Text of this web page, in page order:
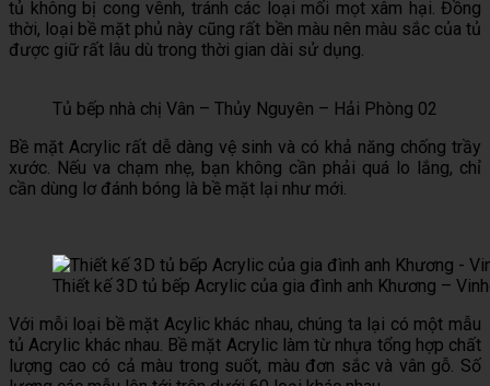
tủ không bị cong vênh, tránh các loại mối mọt xâm hại. Đồng
thời, loại bề mặt phủ này cũng rất bền màu nên màu sắc của tủ
được giữ rất lâu dù trong thời gian dài sử dụng.
Tủ bếp nhà chị Vân – Thủy Nguyên – Hải Phòng 02
Bề mặt Acrylic rất dễ dàng vệ sinh và có khả năng chống trầy
xước. Nếu va chạm nhẹ, bạn không cần phải quá lo lắng, chỉ
cần dùng lơ đánh bóng là bề mặt lại như mới.
Thiết kế 3D tủ bếp Acrylic của gia đình anh Khương –
Với mỗi loại bề mặt Acylic khác nhau, chúng ta lại có một mẫu
tủ Acrylic khác nhau. Bề mặt Acrylic làm từ nhựa tổng hợp chất
lượng cao có cả màu trong suốt, màu đơn sắc và vân gỗ. Số